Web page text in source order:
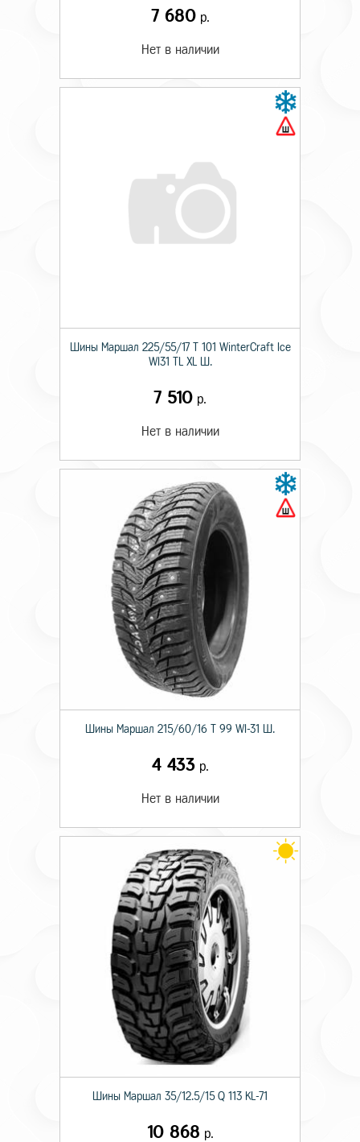
7 680р.
Нет в наличии
Шины Маршал 225/55/17 T 101 WinterCraft Ice
WI31 TL XL Ш.
7 510 р.
Нет в наличии
Шины Маршал 215/60/16 T 99 WI-31 Ш.
4 433р.
Нет в наличии
Шины Маршал 35/12.5/15 Q 113 KL-71
10 868 р.